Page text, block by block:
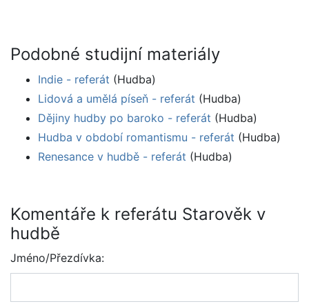
Podobné studijní materiály
Indie - referát (Hudba)
Lidová a umělá píseň - referát (Hudba)
Dějiny hudby po baroko - referát (Hudba)
Hudba v období romantismu - referát (Hudba)
Renesance v hudbě - referát (Hudba)
Komentáře k referátu Starověk v
hudbě
Jméno/Přezdívka: